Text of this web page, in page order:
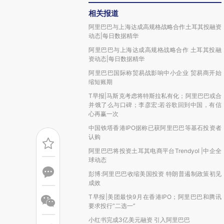
相关报道
阿里巴巴与上海达成高规格战略合作土耳其投融资
动态|每日数据精华
阿里巴巴与上海达成高规格战略合作 土耳其投融
资动态|每日数据精华
阿里巴巴国际称贸易战影响中小企业 贸易商开始
缩短账期
T早报|马斯克考虑将特斯拉私有化；阿里巴巴或合
并饿了么与口碑；李彦宏:若谷歌回到中国，有信
心再赢一次
中国铁塔香港IPO据称已获阿里巴巴等基石投资者
认购
阿里巴巴将投资土耳其电商平台Trendyol |中企全
球动态
彭博:阿里巴巴收缩美国投资 特朗普遏制政策初见
成效
T早报|美团最快9月在香港IPO；阿里巴巴和腾讯
要求投行“二选一”
小红书完成3亿美元融资 引入阿里巴巴